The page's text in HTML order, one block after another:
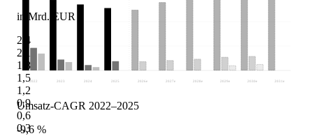
in Mrd. EUR
2,4
2,1
1,8
1,5
1,2
0,9
0,6
0,3
2022 2023 2024 2025 2026e 2027 e 2028 e 2029 e 2030e 2031 e
Umsatz-CAGR 2022–2025
-9,6 %